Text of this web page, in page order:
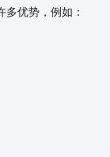
优势，例如：